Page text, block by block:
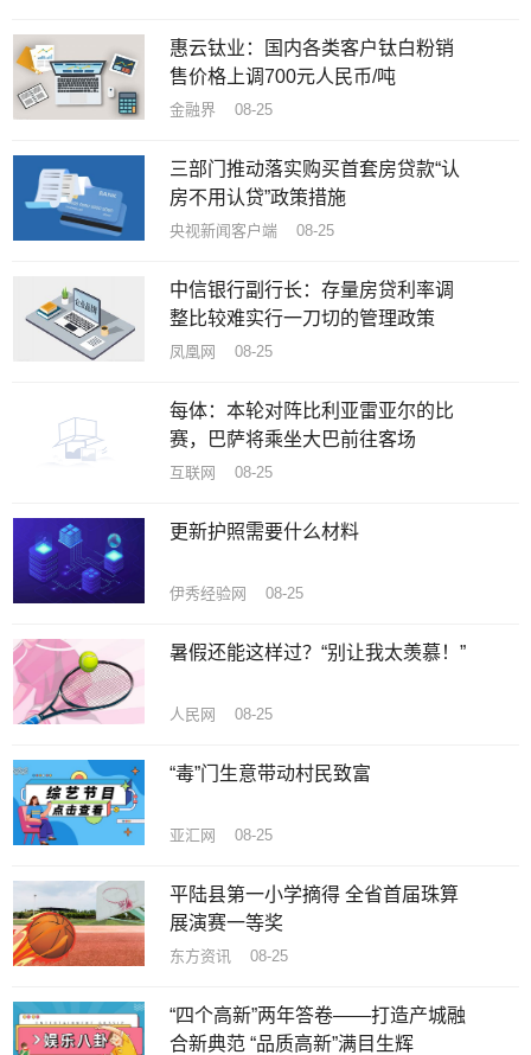
​惠云钛业：国内各类客户钛白粉销
售价格上调700元人民币/吨
金融界 08-25
三部门推动落实购买首套房贷款“认
房不用认贷”政策措施
央视新闻客户端 08-25
中信银行副行长：存量房贷利率调
整比较难实行一刀切的管理政策
凤凰网 08-25
每体：本轮对阵比利亚雷亚尔的比
赛，巴萨将乘坐大巴前往客场
互联网 08-25
更新护照需要什么材料
伊秀经验网 08-25
暑假还能这样过？“别让我太羡慕！”
人民网 08-25
“毒”门生意带动村民致富
亚汇网 08-25
平陆县第一小学摘得 全省首届珠算
展演赛一等奖
东方资讯 08-25
“四个高新”两年答卷——打造产城融
合新典范 “品质高新”满目生辉